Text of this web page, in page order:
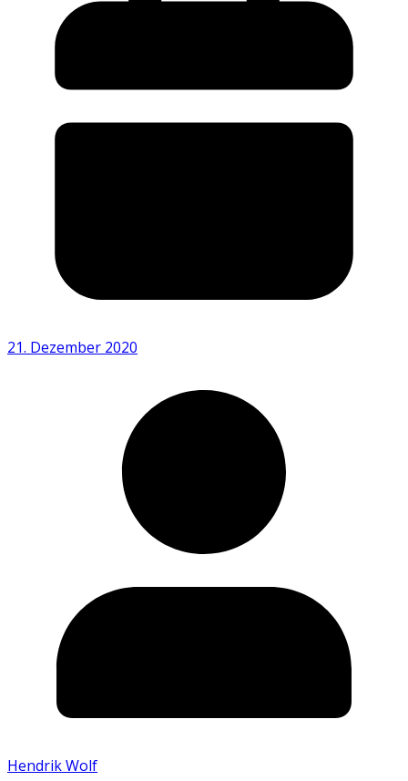
21. Dezember 2020
Hendrik Wolf